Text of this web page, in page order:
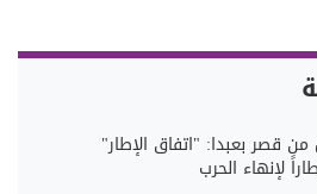
من قصر بعبدا: "اتفاق الإطار"
لإنهاء الحرب